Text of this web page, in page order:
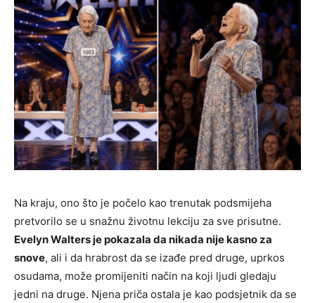
Na kraju, ono što je počelo kao trenutak podsmijeha
pretvorilo se u snažnu životnu lekciju za sve prisutne.
Evelyn Walters je pokazala da nikada nije kasno za
snove, ali i da hrabrost da se izađe pred druge, uprkos
osudama, može promijeniti način na koji ljudi gledaju
jedni na druge. Njena priča ostala je kao podsjetnik da se